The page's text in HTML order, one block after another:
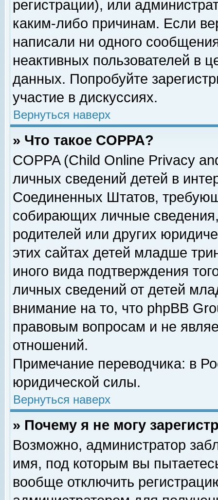
регистрации), или
каким-либо причинам. Если
написали ни одного
неактивных пользователей в
данных. Попробуйте
участие в дискуссиях.
Вернуться наверх
» Что такое COPPA?
COPPA (Child Online Privacy
личных сведений детей в
Соединенных Штатов,
собирающих личные
родителей или других
этих сайтах детей младше
иного вида подтверждения
личных сведений от детей
внимание на то, что phpBB
правовым вопросам и не
отношений.
Примечание переводчика: в
юридической силы.
Вернуться наверх
» Почему я не могу
Возможно, администратор
имя, под которым вы
вообще отключить